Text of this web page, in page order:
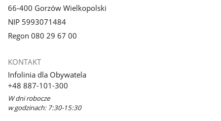
66-400 Gorzów Wielkopolski
NIP 5993071484
Regon 080 29 67 00
KONTAKT
Infolinia dla Obywatela
+48 887-101-300
W dni robocze
w godzinach: 7:30-15:30